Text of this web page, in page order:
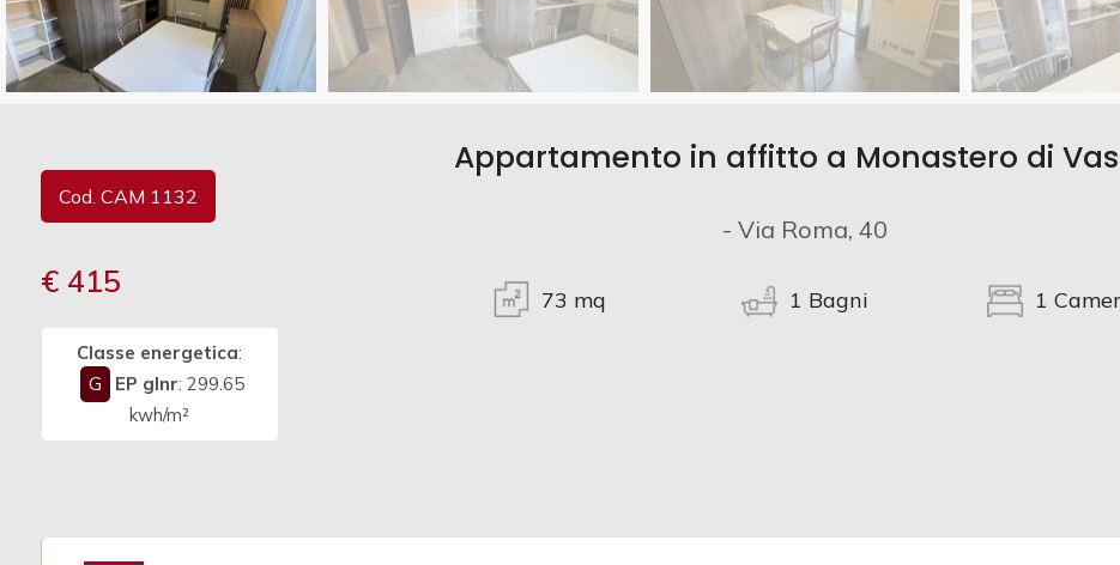
Vedi più foto
Cod. CAM 1132
€ 415
Classe energetica:
G
EP glnr: 299.65
kwh/m²
Appartamento in affitto a Monastero di
- Via Roma, 40
73 mq 1 Bagni 1
Commerciali
Terreni
Prezzo
mq